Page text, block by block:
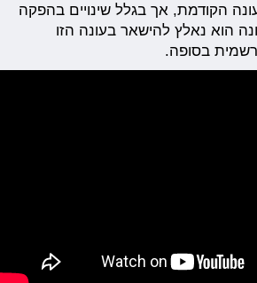
הקודמת, אך בגלל שינויים בהפקה
הוא נאלץ להישאר בעונה הזו
רשמית בסופה.